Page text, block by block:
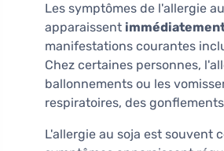
Les symptômes de l'allergie
apparaissent
manifestations courantes
Chez certaines personnes,
ballonnements ou les
respiratoires, des
L'allergie au soja est souvent